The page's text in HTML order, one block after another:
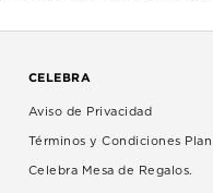
CELEBRA
Aviso de Privacidad
Términos y Condiciones Plan
Celebra Mesa de Regalos.